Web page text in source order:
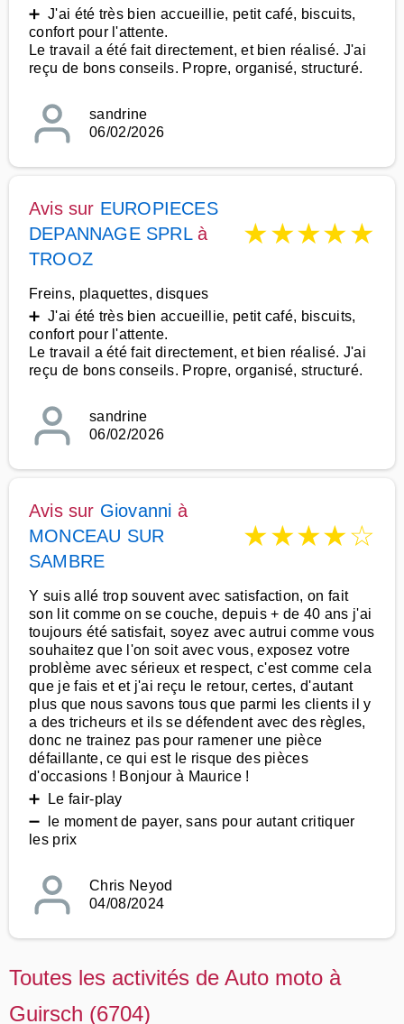
➕ J'ai été très bien accueillie, petit café, biscuits,
confort pour l'attente.
Le travail a été fait directement, et bien réalisé. J'ai
reçu de bons conseils. Propre, organisé, structuré.
sandrine
06/02/2026
Avis sur EUROPIECES
DEPANNAGE SPRLà
TROOZ
★★★★★
Freins, plaquettes, disques
➕ J'ai été très bien accueillie, petit café, biscuits,
confort pour l'attente.
Le travail a été fait directement, et bien réalisé. J'ai
reçu de bons conseils. Propre, organisé, structuré.
sandrine
06/02/2026
Avis sur Giovanni à
MONCEAU SUR
SAMBRE
★★★★☆
Y suis allé trop souvent avec satisfaction, on fait
son lit comme on se couche, depuis + de 40 ans j'ai
toujours été satisfait, soyez avec autrui comme vous
souhaitez que l'on soit avec vous, exposez votre
problème avec sérieux et respect, c'est comme cela
que je fais et et j'ai reçu le retour, certes, d'autant
plus que nous savons tous que parmi les clients il y
a des tricheurs et ils se défendent avec des règles,
donc ne trainez pas pour ramener une pièce
défaillante, ce qui est le risque des pièces
d'occasions ! Bonjour à Maurice !
➕ Le fair-play
➖ le moment de payer, sans pour autant critiquer
les prix
Chris Neyod
04/08/2024
Toutes les activités de Auto moto à
Guirsch (6704)